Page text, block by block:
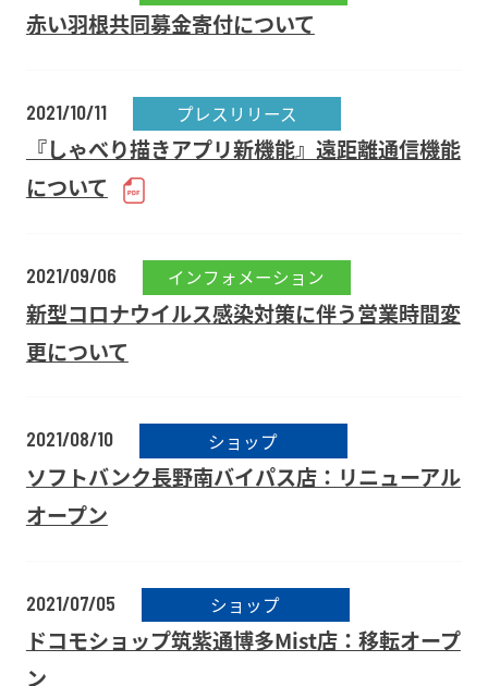
赤い羽根共同募金寄付について
2021/10/11 プレスリリース
『しゃべり描きアプリ新機能』遠距離通信機能
について
2021/09/06 インフォメーション
新型コロナウイルス感染対策に伴う営業時間変
更について
2021/08/10 ショップ
ソフトバンク長野南バイパス店：リニューアル
オープン
2021/07/05 ショップ
ドコモショップ筑紫通博多Mist店：移転オープ
ン